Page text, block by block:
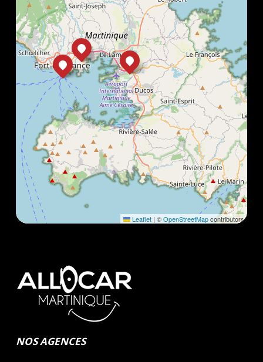
Leaflet | ©OpenStreetMapcontributors
NOS AGENCES